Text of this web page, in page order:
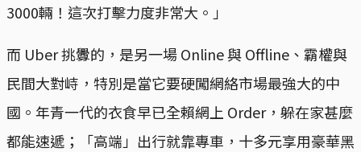
3000輛！這次打擊力度非常大。」
而 Uber 挑釁的，是另一場 Online 與 Offline、霸權與
民間大對峙，特別是當它要硬闖網絡市場最強大的中
國。年青一代的衣食早已全賴網上 Order，躲在家甚麼
都能速遞；「高端」出行就靠專車，十多元享用豪華黑